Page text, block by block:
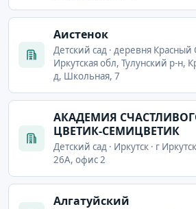
Аистенок
Детский сад · деревня Красный
Иркутская обл, Тулунский р-н,
д, Школьная, 7
АКАДЕМИЯ
ЦВЕТИК-СЕМИЦВЕТИК
Детский сад · Иркутск · г
26А, офис 2
Алгатуйский